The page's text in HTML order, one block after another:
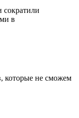
в
которые не сможем